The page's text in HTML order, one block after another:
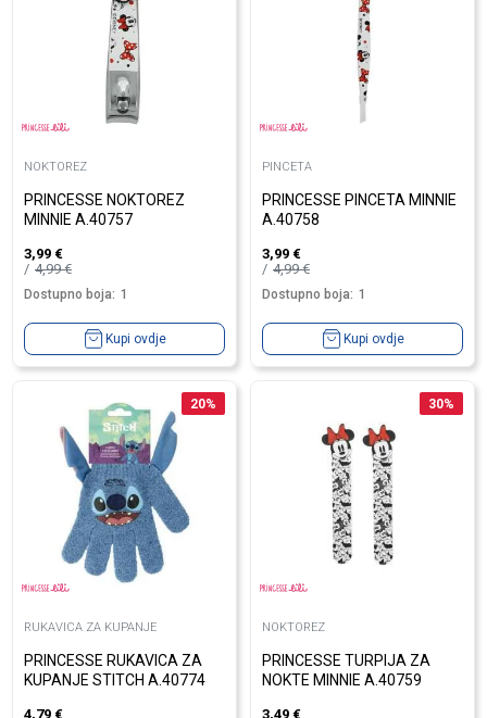
NOKTOREZ
PRINCESSE NOKTOREZ
MINNIE A.40757
3,99 €
4,99€
Dostupno boja: 1
Kupi ovdje
PINCETA
PRINCESSE PINCETA MINNIE
A.40758
3,99 €
4,99€
Dostupno boja: 1
Kupi ovdje
20%
RUKAVICA ZA KUPANJE
PRINCESSE RUKAVICA ZA
KUPANJE STITCH A.40774
4,79 €
30%
NOKTOREZ
PRINCESSE TURPIJA ZA
NOKTE MINNIE A.40759
3,49 €